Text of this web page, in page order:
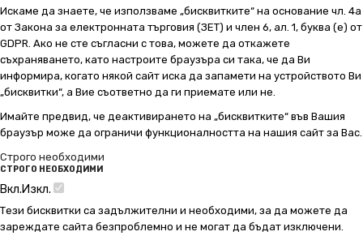
Искаме да знаете, че използваме „бисквитките“ на основание чл. 4а
от Закона за електронната търговия (ЗЕТ) и член 6, ал. 1, буква (е) от
GDPR. Ако не сте съгласни с това, можете да откажете
съхраняването, като настроите браузъра си така, че да Ви
информира, когато някой сайт иска да запамети на устройството Ви
„бисквитки“, а Вие съответно да ги приемате или не.
Имайте предвид, че деактивирането на „бисквитките“ във Вашия
браузър може да ограничи функционалността на нашия сайт за Вас.
Строго необходими
СТРОГО НЕОБХОДИМИ
Вкл.Изкл.
Тези бисквитки са задължителни и необходими, за да можете да
зареждате сайта безпроблемно и не могат да бъдат изключени.